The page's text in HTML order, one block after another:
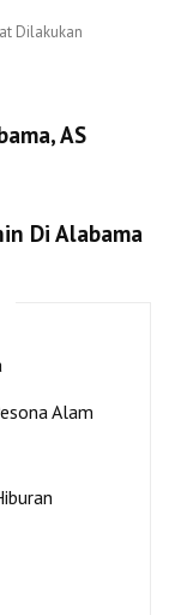
Dilakukan
AS
Di Alabama
Alam